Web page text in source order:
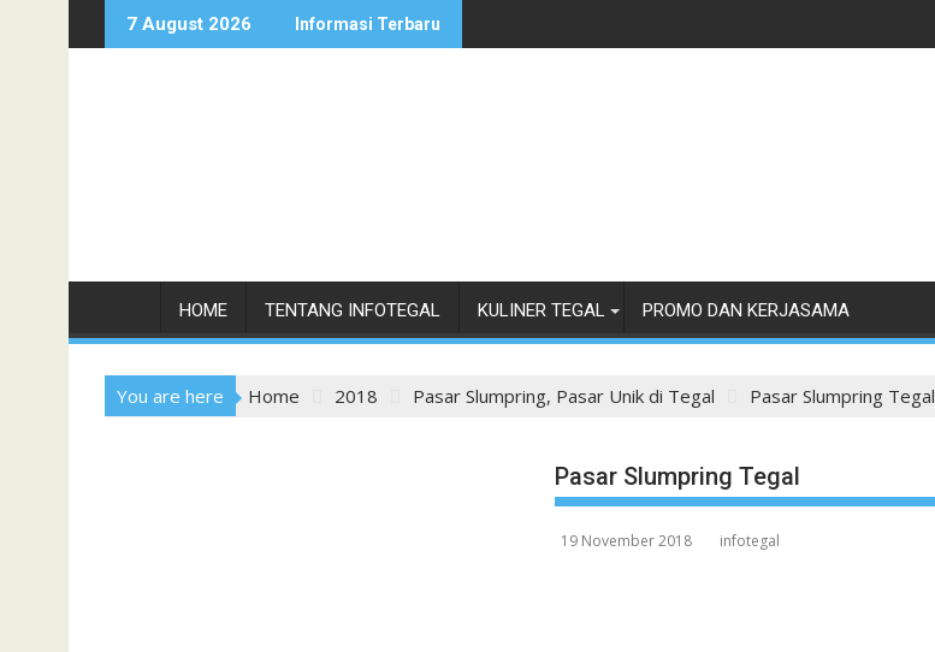
to
7 August 2026 Informasi Terbaru
HOME TENTANG INFOTEGAL KULINER TEGAL PROMO DAN KERJASAMA
You are here Home 2018 Pasar Slumpring, Pasar Unik di Tegal Pasar Slumpring Tegal
Pasar Slumpring Tegal
19 November 2018 infotegal